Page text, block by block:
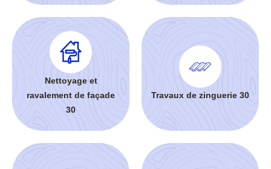
Nettoyage et
ravalement de façade
30
Travaux de zinguerie 30